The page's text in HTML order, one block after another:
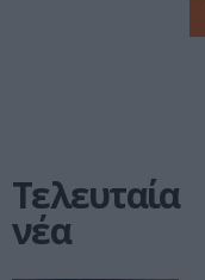
Τελευταία
νέα